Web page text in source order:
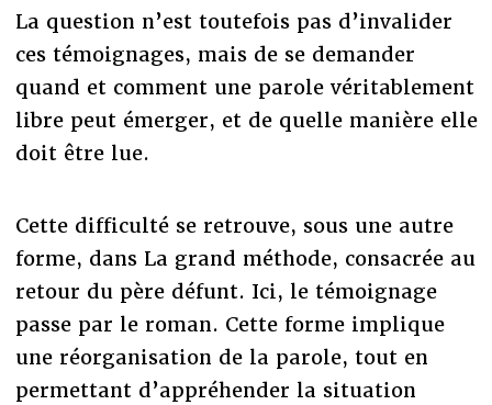
La question n’est toutefois pas d’invalider
ces témoignages, mais de se demander
quand et comment une parole véritablement
libre peut émerger, et de quelle manière elle
doit être lue.
Cette difficulté se retrouve, sous une autre
forme, dans La grand méthode, consacrée au
retour du père défunt. Ici, le témoignage
passe par le roman. Cette forme implique
une réorganisation de la parole, tout en
permettant d’appréhender la situation